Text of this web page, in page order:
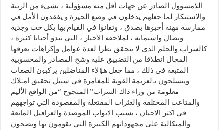
اللامسؤول الصادر عن جهات أقل منه مسؤولية ، بشيء من الريبة
والاستنكار لما جعلهم يدخلون في وضع الحيرة و يفقدون الأمل في
ممارسة مهنة أحبوها بصدق ، وتفانوا في القيام بها بكل حب وجدية
ونضال واستماتة ، لملاحقة الأخبار ، التي تبدو أحيانا كثيرة ،
كالسراب والحلم الذي لا يتحقق نظرا لعدة عوامل وإكراهات يعرفها
المجال انطلاقا من التضييق عليه وشح المصادر والمحسوبية
المتبعة في ذلك ، مما جعل هؤلاء المناضلين يركبون الصعاب
ويتسلحون بالعزيمة القوية للمغامرة في سبيل تحقيق امتلاك
معلومة من وراء ذاك السراب” المنجوج “من الواقع الأليم
والمتاعب المختلقة والعثرات المفتعلة والمقصودة التي تواجههم
في اكثر الاحيان ، بسبب الابواب الموصدة والعراقيل المانعة
والمتكالبة على مجهوداتهم الكبيرة التي يقومون بها ويضحون